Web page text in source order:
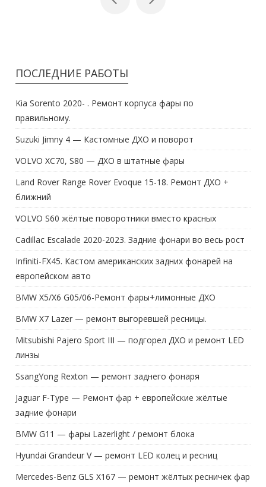
ПОСЛЕДНИЕ РАБОТЫ
Kia Sorento 2020- . Ремонт корпуса фары по
правильному.
Suzuki Jimny 4 — Кастомные ДХО и поворот
VOLVO XC70, S80 — ДХО в штатные фары
Land Rover Range Rover Evoque 15-18. Ремонт ДХО +
ближний
VOLVO S60 жёлтые поворотники вместо красных
Cadillac Escalade 2020-2023. Задние фонари во весь рост
Infiniti-FX45. Кастом американских задних фонарей на
европейском авто
BMW X5/X6 G05/06-Ремонт фары+лимонные ДХО
BMW X7 Lazer — ремонт выгоревшей ресницы.
Mitsubishi Pajero Sport III — подгорел ДХО и ремонт LED
линзы
SsangYong Rexton — ремонт заднего фонаря
Jaguar F-Type — Ремонт фар + европейские жёлтые
задние фонари
BMW G11 — фары Lazerlight / ремонт блока
Hyundai Grandeur V — ремонт LED колец и ресниц
Mercedes-Benz GLS X167 — ремонт жёлтых ресничек фар